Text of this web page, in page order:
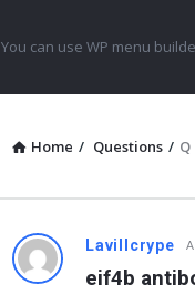
You can use WP menu
Home / Questions / Q
Lavillcrype
eif4b